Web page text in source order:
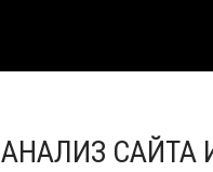
АНАЛИЗ САЙТА